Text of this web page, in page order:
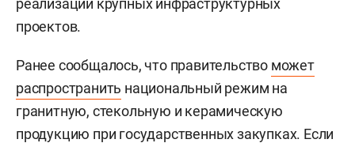
реализации крупных инфраструктурных
проектов.
Ранее сообщалось, что правительство может
распространить национальный режим на
гранитную, стекольную и керамическую
продукцию при государственных закупках. Если